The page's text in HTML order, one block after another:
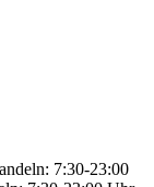
7:30-23:00